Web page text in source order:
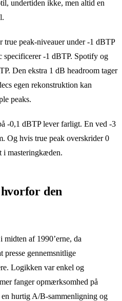
undertiden ikke, men altid en
peak-niveauer under -1 dBTP
specificerer -1 dBTP. Spotify og
Den ekstra 1 dB headroom tager
egen rekonstruktion kan
peaks.
-0,1 dBTP lever farligt. En ved -3
Og hvis true peak overskrider 0
i masteringkæden.
den
af 1990’erne, da
presse gennemsnitlige
Logikken var enkel og
fanger opmærksomhed på
hurtig A/B-sammenligning og